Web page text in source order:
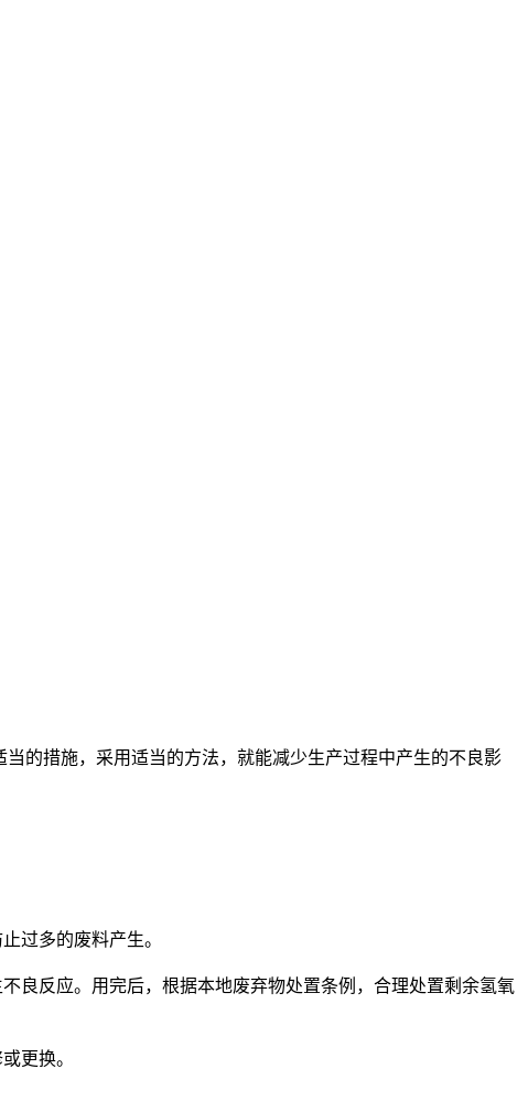
的措施，采用适当的方法，就能减少生产过程中产生的不良影
过多的废料产生。
良反应。用完后，根据本地废弃物处置条例，合理处置剩余氢氧
更换。